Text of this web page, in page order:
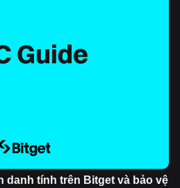
danh tính trên Bitget và bảo vệ